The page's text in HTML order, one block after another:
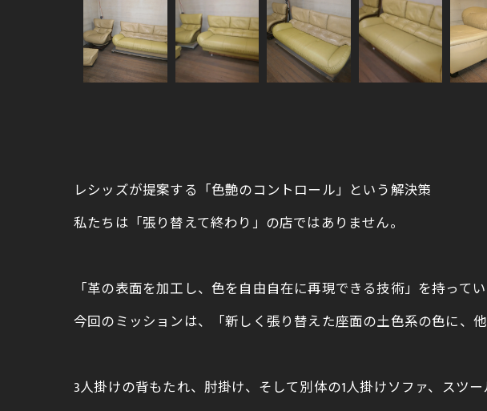
レシッズが提案する「色艶のコントロール」という解決策
私たちは「張り替えて終わり」の店ではありません。
「革の表面を加工し、色を自由自在に再現できる技術」を持ってい
今回のミッションは、「新しく張り替えた座面の土色系の色に、
3人掛けの背もたれ、肘掛け、そして別体の1人掛けソファ、スツ